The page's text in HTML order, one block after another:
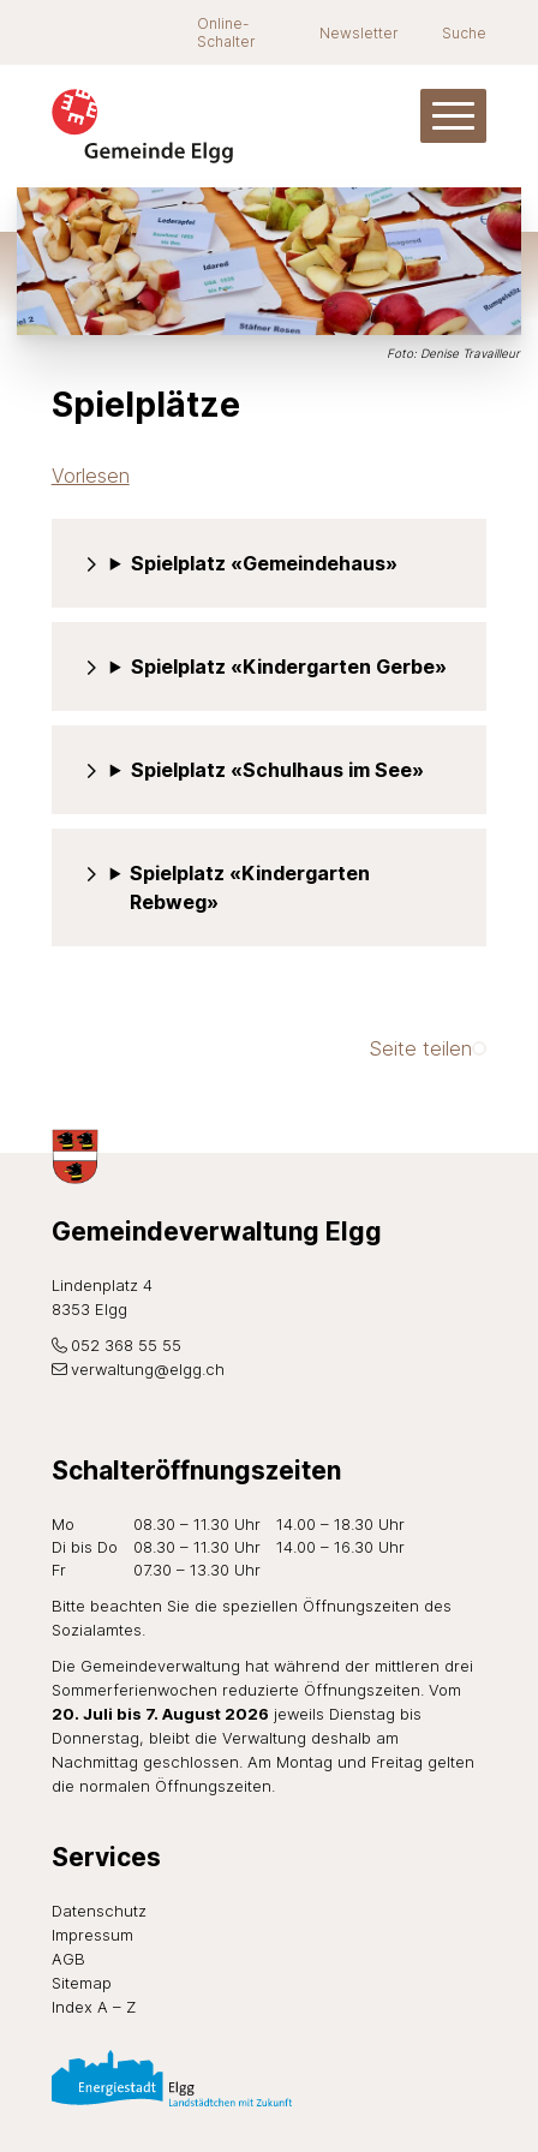
Navigieren in Elgg
SchnellnavigationOnline-
Schalter
Newsletter Suche
Foto: Denise Travailleur
Spielplätze
Vorlesen
Spielplatz «Gemeindehaus»
Spielplatz «Kindergarten Gerbe»
Spielplatz «Schulhaus im See»
Spielplatz «Kindergarten
Rebweg»
Seite teilen
Footer
Gemeindeverwaltung Elgg
Lindenplatz 4
8353 Elgg
052 368 55 55
verwaltung@elgg.ch
Schalteröffnungszeiten
Wochentag Öffnungszeiten Vormittag Öffnungszeiten
Mo 08.30 – 11.30 Uhr
14.00 – 18.30 Uhr
Di bis Do 08.30 – 11.30 Uhr
14.00 – 16.30 Uhr
Fr
07.30 – 13.30 Uhr
Bitte beachten Sie die speziellen Öffnungszeiten des
Sozialamtes.
Die Gemeindeverwaltung hat während der mittleren drei
Sommerferienwochen reduzierte Öffnungszeiten. Vom
20. Juli bis 7. August 2026 jeweils Dienstag bis
Donnerstag, bleibt die Verwaltung deshalb am
Nachmittag geschlossen. Am Montag und Freitag gelten
die normalen Öffnungszeiten.
Services
Datenschutz
Impressum
AGB
Sitemap
Index A – Z